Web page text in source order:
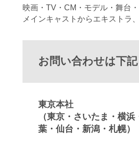
映画・TV・CM・モデル・舞台
メインキャストからエキストラ
お問い合わせは下
東京本社
（東京・さいたま・横浜
葉・仙台・新潟・札幌）